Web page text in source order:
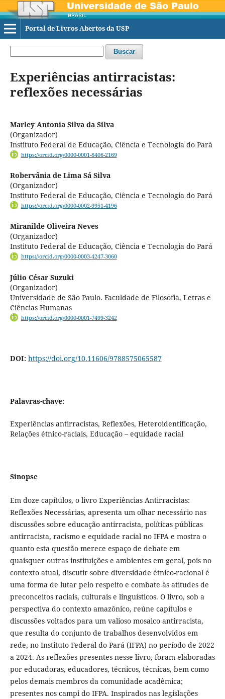
Portal de Livros Abertos da USP
Buscar
Experiências antirracistas:
reflexões necessárias
Marley Antonia Silva da Silva
(Organizador)
Instituto Federal de Educação, Ciência e Tecnologia do Pará
https://orcid.org/0000-0001-8406-2169
Robervânia de Lima Sá Silva
(Organizador)
Instituto Federal de Educação, Ciência e Tecnologia do Pará
https://orcid.org/0000-0002-9951-4196
Miranilde Oliveira Neves
(Organizador)
Instituto Federal de Educação, Ciência e Tecnologia do Pará
https://orcid.org/0000-0003-4247-3060
Júlio César Suzuki
(Organizador)
Universidade de São Paulo. Faculdade de Filosofia, Letras e
Ciências Humanas
https://orcid.org/0000-0001-7499-3242
DOI: https://doi.org/10.11606/9788575065587
Palavras-chave:
Experiências antirracistas, Reflexões, Heteroidentificação,
Relações étnico-raciais, Educação – equidade racial
Sinopse
Em doze capítulos, o livro Experiências Antirracistas:
Reflexões Necessárias, apresenta um olhar necessário nas
discussões sobre educação antirracista, políticas públicas
antirracista, racismo e equidade racial no IFPA e mostra o
quanto esta questão merece espaço de debate em
quaisquer outras instituições e ambientes em geral, pois no
contexto atual, discutir sobre diversidade étnico-racional é
uma forma de lutar pelo respeito e combate às atitudes de
preconceitos raciais, culturais e linguísticos. O livro, sob a
perspectiva do contexto amazônico, reúne capítulos e
discussões voltados para um valioso mosaico antirracista,
que resulta do conjunto de trabalhos desenvolvidos em
rede, no Instituto Federal do Pará (IFPA) no período de 2022
a 2024. As reflexões presentes nesse livro, foram elaboradas
por educadoras, educadores, técnicos, técnicas, bem como
pelos demais membros da comunidade acadêmica;
presentes nos campi do IFPA. Inspirados nas legislações